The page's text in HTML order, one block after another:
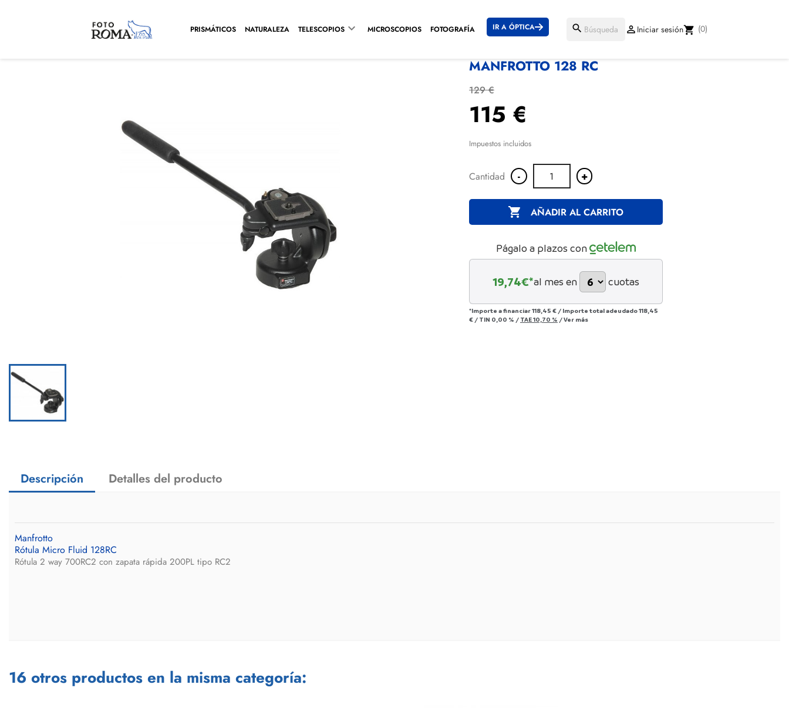
PRISMÁTICOS NATURALEZA TELESCOPIOS  MICROSCOPIOS FOTOGRAFÍA IR A ÓPTICA search  Iniciar sesiónshopping_cart (0)
MANFROTTO 128 RC
129 €
115 €
Impuestos incluidos
Cantidad - +
 AÑADIR AL CARRITO
Págalo a plazos con
19,74€*al mes en cuotas
*Importe a financiar118,45 € / Importe total adeudado118,45
€/ TIN 0,00 % / TAE10,70 % /Ver más
Descripción Detalles del producto
Manfrotto
Rótula Micro Fluid 128RC
Rótula 2 way 700RC2 con zapata rápida 200PL tipo RC2
16 otros productos en la misma categoría: